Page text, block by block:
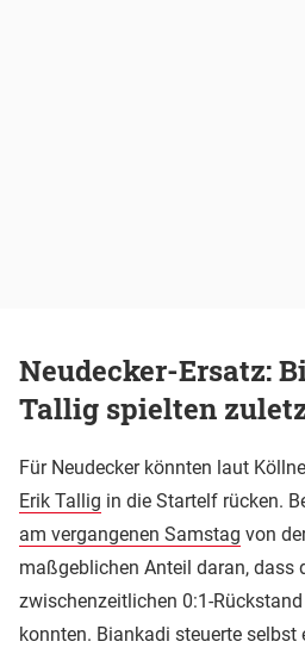
Neudecker-Ersatz:
Tallig spielten
Für Neudecker könnten laut
Erik Tallig in die Startelf rücken.
am vergangenen Samstag von
maßgeblichen Anteil daran, dass
zwischenzeitlichen 0:1-
konnten. Biankadi steuerte selbst